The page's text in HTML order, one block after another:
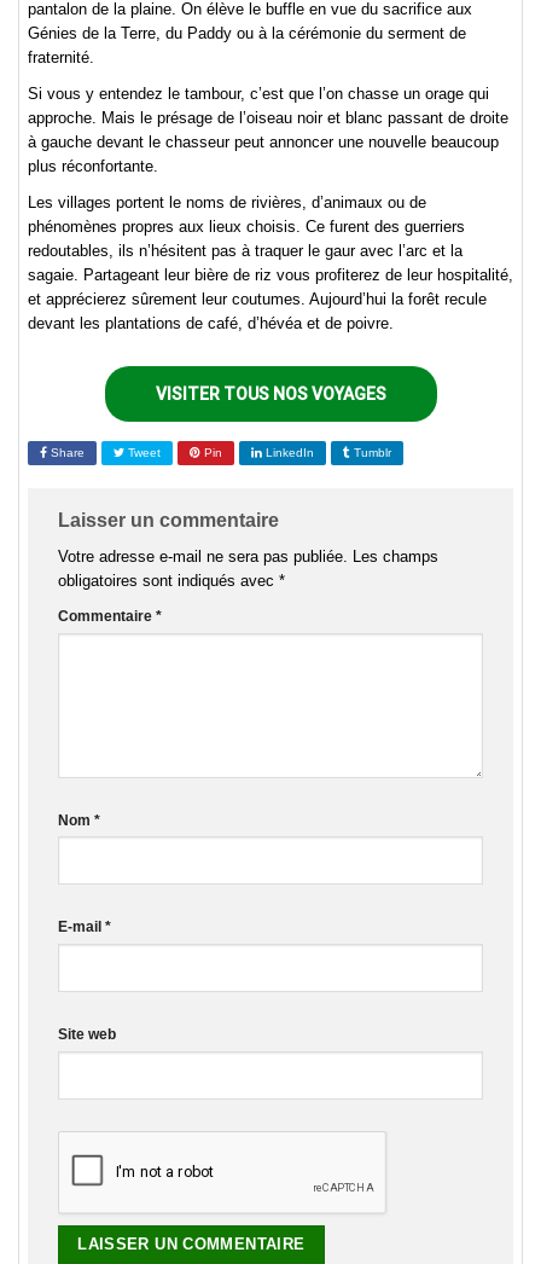
pantalon de la plaine. On élève le buffle en vue du sacrifice aux
Génies de la Terre, du Paddy ou à la cérémonie du serment de
fraternité.
Si vous y entendez le tambour, c’est que l’on chasse un orage qui
approche. Mais le présage de l’oiseau noir et blanc passant de droite
à gauche devant le chasseur peut annoncer une nouvelle beaucoup
plus réconfortante.
Les villages portent le noms de rivières, d’animaux ou de
phénomènes propres aux lieux choisis. Ce furent des guerriers
redoutables, ils n’hésitent pas à traquer le gaur avec l’arc et la
sagaie. Partageant leur bière de riz vous profiterez de leur hospitalité,
et apprécierez sûrement leur coutumes. Aujourd’hui la forêt recule
devant les plantations de café, d’hévéa et de poivre.
VISITER TOUS NOS VOYAGES
Share Tweet Pin LinkedIn Tumblr
Laisser un commentaire
Votre adresse e-mail ne sera pas publiée.
Les champs
obligatoires sont indiqués avec *
Commentaire *
Nom *
E-mail *
Site web